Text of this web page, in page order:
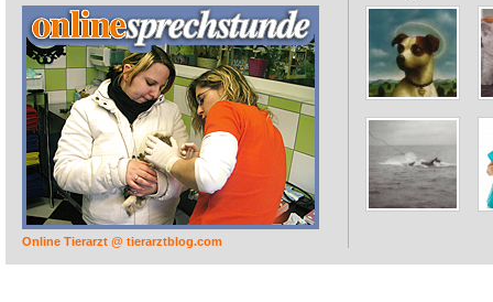
Online Tierarzt @ tierarztblog.com